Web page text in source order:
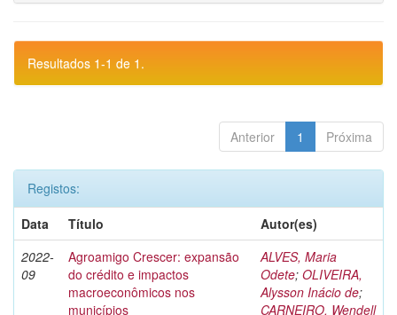
Resultados 1-1 de 1.
Anterior 1 Próxima
Registos:
Data
Título
Autor(es)
2022-
09
Agroamigo Crescer: expansão
do crédito e impactos
macroeconômicos nos
municípios
ALVES, Maria
Odete; OLIVEIRA,
Alysson Inácio de;
CARNEIRO, Wendell